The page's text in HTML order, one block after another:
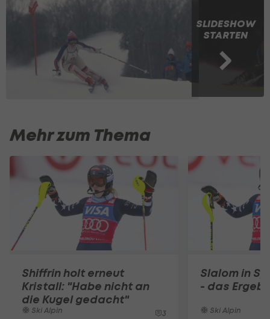
SLIDESHOW
STARTEN
Mehr zum Thema
Shiffrin holt erneut
Kristall: "Habe nicht an
die Kugel gedacht"
Ski Alpin 3
Slalom in
- das
Ski Alpin